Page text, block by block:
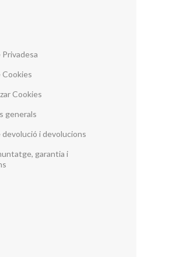
Cookies
Cookies
generals
devolució i devolucions
garantia i